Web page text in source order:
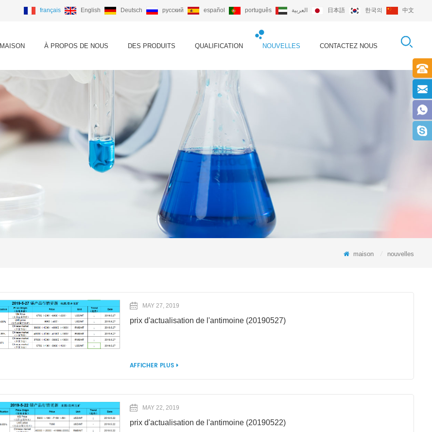
français English Deutsch русский español português العربية 日本語 한국의 中文
MAISON À PROPOS DE NOUS DES PRODUITS QUALIFICATION NOUVELLES CONTACTEZ NOUS
maison nouvelles
MAY 27, 2019
prix d'actualisation de l'antimoine (20190527)
AFFICHER PLUS
MAY 22, 2019
prix d'actualisation de l'antimoine (20190522)